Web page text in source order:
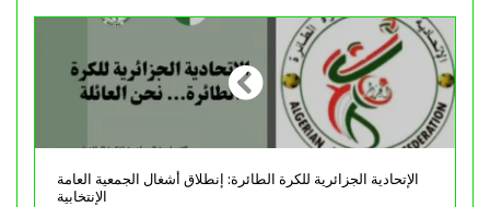
الإتحادية الجزائرية للكرة الطائرة: إنطلاق أشغال الجمعية العامة
الإنتخابية